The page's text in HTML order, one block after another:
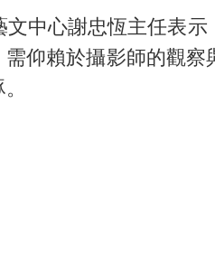
中心謝忠恆主任表示
需仰賴於攝影師的觀